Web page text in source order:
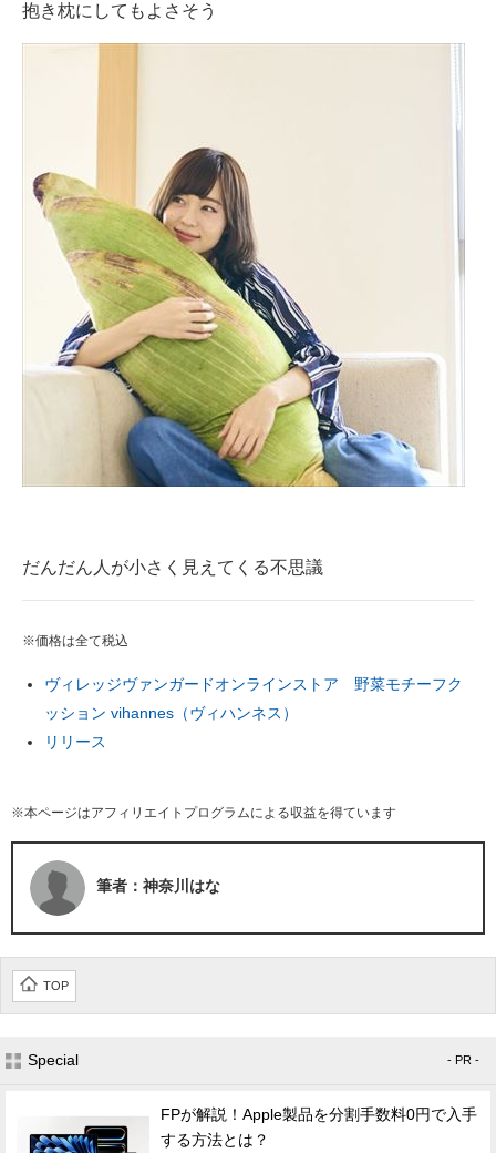
抱き枕にしてもよさそう
だんだん人が小さく見えてくる不思議
※価格は全て税込
ヴィレッジヴァンガードオンラインストア 野菜モチーフク
ッション vihannes（ヴィハンネス）
リリース
※本ページはアフィリエイトプログラムによる収益を得ています
筆者：神奈川はな
TOP
Special - PR -
FPが解説！Apple製品を分割手数料0円で入手
する方法とは？